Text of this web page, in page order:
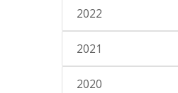
2022
2021
2020